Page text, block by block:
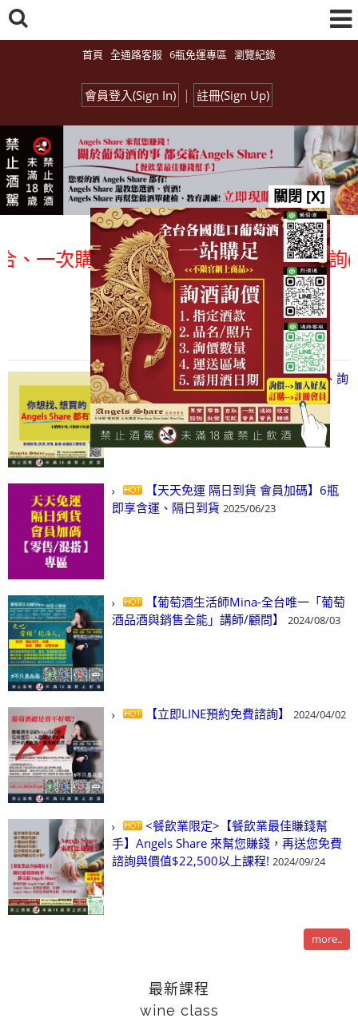
首頁 全通路客服 6瓶免運專區 瀏覽紀錄
會員登入(Sign In) | 註冊(Sign Up)
次購足」各國進口酒類商品 專業詢(尋)
總覽-促銷&活動
all events
【凡酒問Angels Share】線上選酒、詢
(尋)酒、詢價、零售、批發，看這裡!
2024/03/01
【天天免運 隔日到貨 會員加碼】6瓶
即享含運、隔日到貨 2025/06/23
【葡萄酒生活師Mina-全台唯一「葡萄
酒品酒與銷售全能」講師/顧問】
2024/08/03
【立即LINE預約免費諮詢】 2024/04/02
<餐飲業限定>【餐飲業最佳賺錢幫
手】Angels Share 來幫您賺錢，再送您免費
諮詢與價值$22,500以上課程! 2024/09/24
more..
最新課程
wine class
關閉 [X]